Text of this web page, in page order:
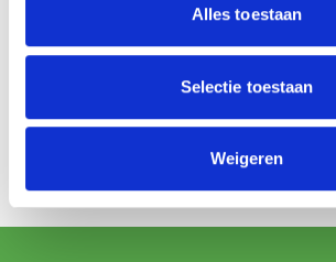
Alles toestaan
Selectie toestaan
Weigeren
Kies een andere lamp uit de
Inbouw noodverlichting